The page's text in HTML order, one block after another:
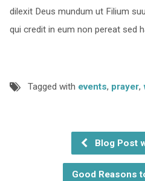
dilexit Deus mundum ut Filium
qui credit in eum non pereat sed
Tagged with events, prayer,
Blog Post
Good Reasons